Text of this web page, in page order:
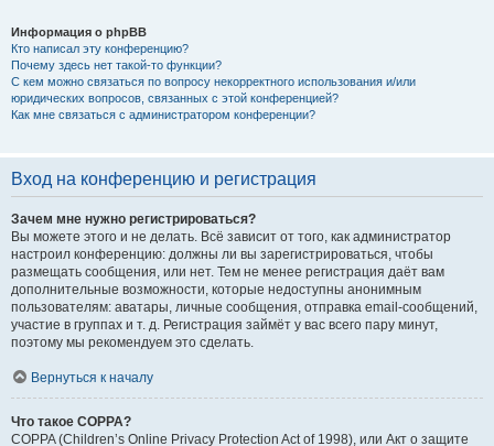
Информация о phpBB
Кто написал эту конференцию?
Почему здесь нет такой-то функции?
С кем можно связаться по вопросу некорректного использования и/или
юридических вопросов, связанных с этой конференцией?
Как мне связаться с администратором конференции?
Вход на конференцию и регистрация
Зачем мне нужно регистрироваться?
Вы можете этого и не делать. Всё зависит от того, как администратор
настроил конференцию: должны ли вы зарегистрироваться, чтобы
размещать сообщения, или нет. Тем не менее регистрация даёт вам
дополнительные возможности, которые недоступны анонимным
пользователям: аватары, личные сообщения, отправка email-сообщений,
участие в группах и т. д. Регистрация займёт у вас всего пару минут,
поэтому мы рекомендуем это сделать.
Вернуться к началу
Что такое COPPA?
COPPA (Children’s Online Privacy Protection Act of 1998), или Акт о защите